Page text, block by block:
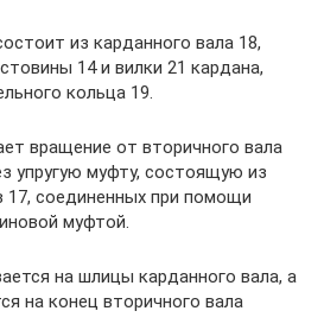
из карданного вала 18,
14 и вилки 21 кардана,
кольца 19.
вращение от вторичного вала
упругую муфту, состоящую из
17, соединенных при помощи
муфтой.
на шлицы карданного вала, а
на конец вторичного вала